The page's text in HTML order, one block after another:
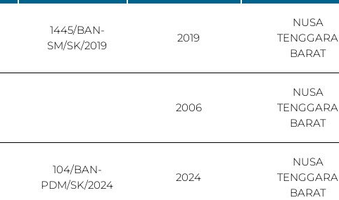
1445/BAN-
SM/SK/2019
2019
NUSA
TENGGARA
BARAT
2006
NUSA
TENGGARA
BARAT
104/BAN-
PDM/SK/2024
2024
NUSA
TENGGARA
BARAT